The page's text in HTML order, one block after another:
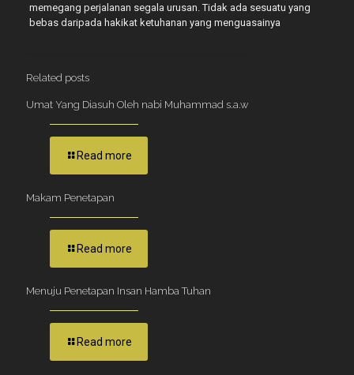
memegang perjalanan segala urusan. Tidak ada sesuatu yang
bebas daripada hakikat ketuhanan yang menguasainya
Related posts
Umat Yang Diasuh Oleh nabi Muhammad s.a.w
Read more
Makam Penetapan
Read more
Menuju Penetapan Insan Hamba Tuhan
Read more